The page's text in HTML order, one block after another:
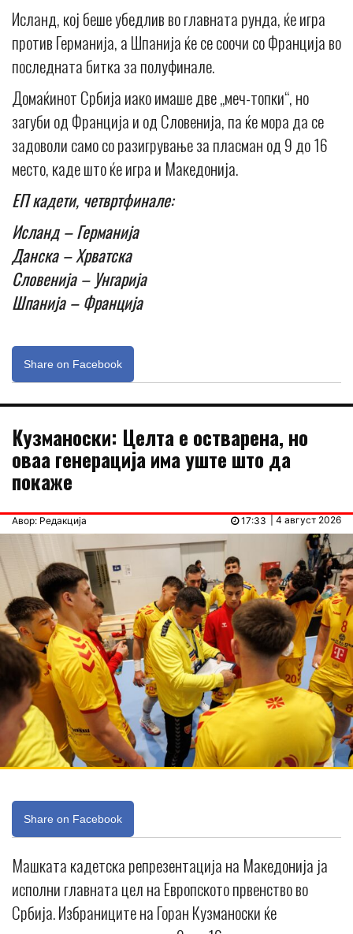
Исланд, кој беше убедлив во главната рунда, ќе игра
против Германија, а Шпанија ќе се соочи со Франција во
последната битка за полуфинале.
Домаќинот Србија иако имаше две „меч-топки“, но
загуби од Франција и од Словенија, па ќе мора да се
задоволи само со разигрување за пласман од 9 до 16
место, каде што ќе игра и Македонија.
ЕП кадети, четвртфинале:
Исланд – Германија
Данска – Хрватска
Словенија – Унгарија
Шпанија – Франција
Share on Facebook
Кузманоски: Целта е остварена, но
оваа генерација има уште што да
покаже
Авор: Редакција | 4 август 2026
17:33
Share on Facebook
Машката кадетска репрезентација на Македонија ја
исполни главната цел на Европското првенство во
Србија. Избраниците на Горан Кузманоски ќе